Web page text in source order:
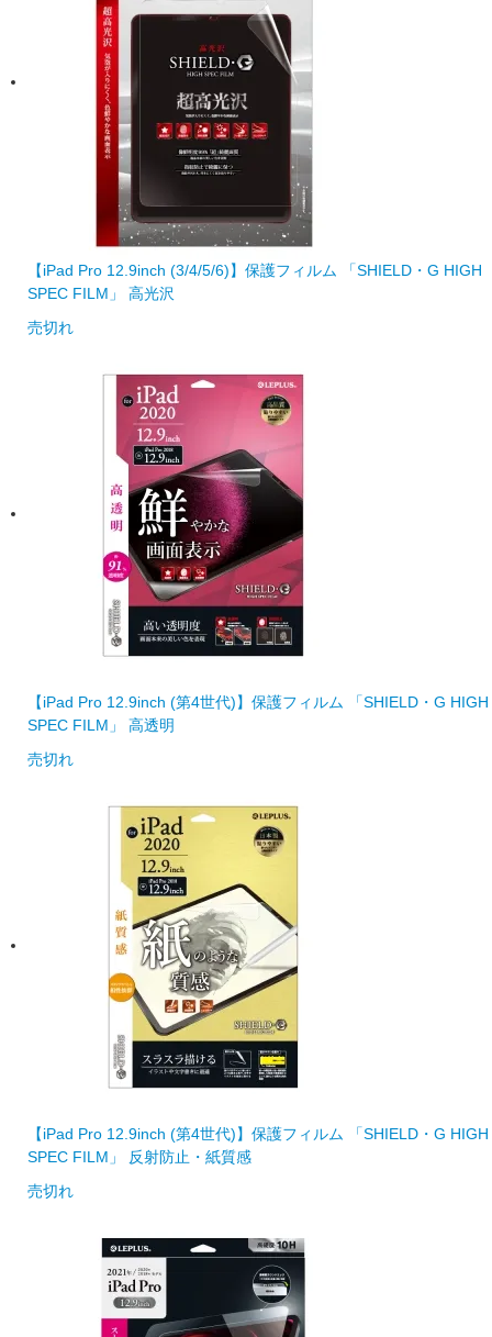
【iPad Pro 12.9inch (3/4/5/6)】保護フィルム 「SHIELD・G HIGH
SPEC FILM」 高光沢
売切れ
【iPad Pro 12.9inch (第4世代)】保護フィルム 「SHIELD・G HIGH
SPEC FILM」 高透明
売切れ
【iPad Pro 12.9inch (第4世代)】保護フィルム 「SHIELD・G HIGH
SPEC FILM」 反射防止・紙質感
売切れ